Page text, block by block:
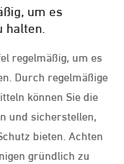
um es
regelmäßig, um es
Durch regelmäßige
können Sie die
und sicherstellen,
bieten. Achten
gründlich zu